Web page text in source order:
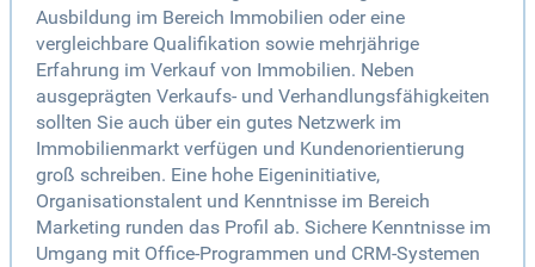
Ausbildung im Bereich Immobilien oder eine
vergleichbare Qualifikation sowie mehrjährige
Erfahrung im Verkauf von Immobilien. Neben
ausgeprägten Verkaufs- und Verhandlungsfähigkeiten
sollten Sie auch über ein gutes Netzwerk im
Immobilienmarkt verfügen und Kundenorientierung
groß schreiben. Eine hohe Eigeninitiative,
Organisationstalent und Kenntnisse im Bereich
Marketing runden das Profil ab. Sichere Kenntnisse im
Umgang mit Office-Programmen und CRM-Systemen